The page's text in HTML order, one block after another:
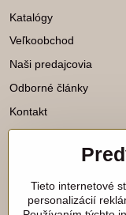
Katalógy
Veľkoobchod
Naši predajcovia
Odborné články
Kontakt
Katalógy na
Viac našich
Tieto internetové
personalizácií